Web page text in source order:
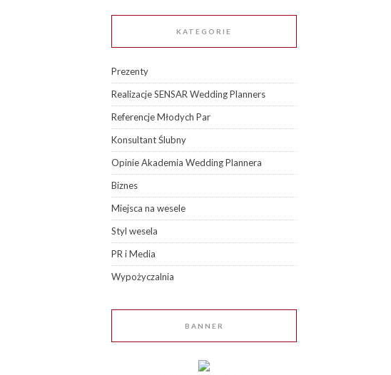
KATEGORIE
Prezenty
Realizacje SENSAR Wedding Planners
Referencje Młodych Par
Konsultant Ślubny
Opinie Akademia Wedding Plannera
Biznes
Miejsca na wesele
Styl wesela
PR i Media
Wypożyczalnia
BANNER